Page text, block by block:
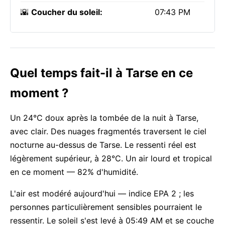
🌇 Coucher du soleil: 07:43 PM
Quel temps fait-il à Tarse en ce
moment ?
Un 24°C doux après la tombée de la nuit à Tarse,
avec clair. Des nuages fragmentés traversent le ciel
nocturne au-dessus de Tarse. Le ressenti réel est
légèrement supérieur, à 28°C. Un air lourd et tropical
en ce moment — 82% d'humidité.
L'air est modéré aujourd'hui — indice EPA 2 ; les
personnes particulièrement sensibles pourraient le
ressentir. Le soleil s'est levé à 05:49 AM et se couche